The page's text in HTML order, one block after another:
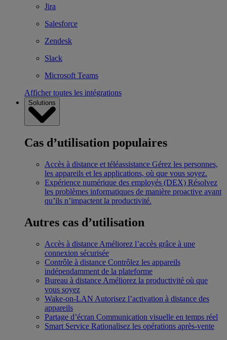
Jira
Salesforce
Zendesk
Slack
Microsoft Teams
Afficher toutes les intégrations
Solutions
Cas d’utilisation populaires
Accès à distance et téléassistance Gérez les personnes,
les appareils et les applications, où que vous soyez.
Expérience numérique des employés (DEX) Résolvez
les problèmes informatiques de manière proactive avant
qu’ils n’impactent la productivité.
Autres cas d’utilisation
Accès à distance Améliorez l’accès grâce à une
connexion sécurisée
Contrôle à distance Contrôlez les appareils
indépendamment de la plateforme
Bureau à distance Améliorez la productivité où que
vous soyez
Wake-on-LAN Autorisez l’activation à distance des
appareils
Partage d’écran Communication visuelle en temps réel
Smart Service Rationalisez les opérations après-vente